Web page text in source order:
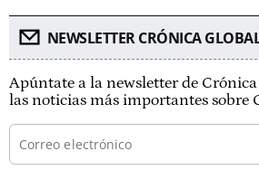
NEWSLETTER CRÓNICA
Apúntate a la newsletter de
las noticias más importantes sobre